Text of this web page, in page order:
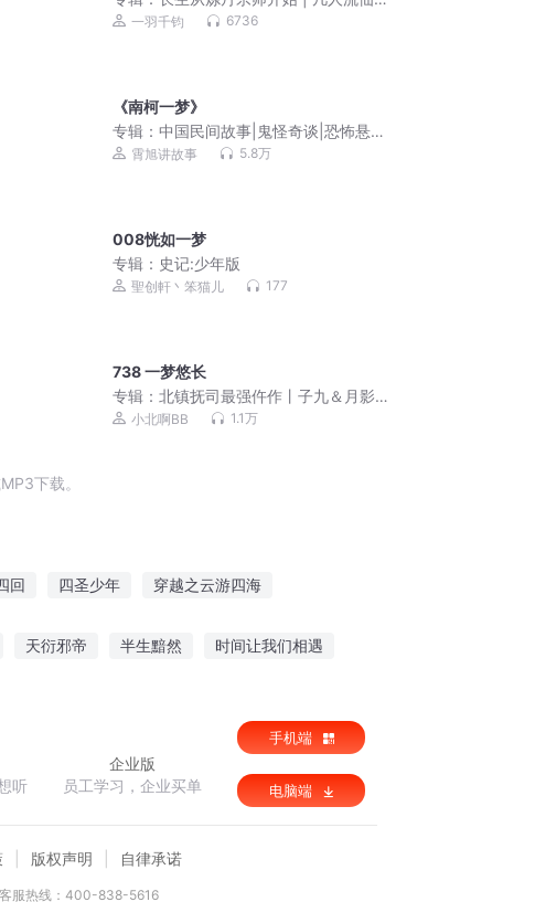
侠 | 霸榜玄幻巨作 | VIP免费 | 多人有声
一羽千钧 6736
《南柯一梦》
专辑：中国民间故事|鬼怪奇谈|恐怖悬疑
（霄旭演播）
霄旭讲故事 5.8万
008恍如一梦
专辑： 史记:少年版
聖创軒丶笨猫儿 177
738 一梦悠长
专辑：北镇抚司最强仵作丨子九＆月影
丨八千里路旁白丨古风推理探案
小北啊BB 1.1万
下载。
回 四圣少年 穿越之云游四海
天衍邪帝 半生黯然 时间让我们相遇
听
企业版
员工学习，企业买单
手机端
电脑端
版权声明 自律承诺
客服热线：400-838-5616